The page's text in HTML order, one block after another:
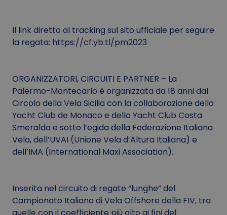
Il link diretto al tracking sul sito ufficiale per seguire
la regata: https://cf.yb.tl/pm2023
ORGANIZZATORI, CIRCUITI E PARTNER – La
Palermo-Montecarlo è organizzata da 18 anni dal
Circolo della Vela Sicilia con la collaborazione dello
Yacht Club de Monaco e dello Yacht Club Costa
Smeralda e sotto l’egida della Federazione Italiana
Vela, dell’UVAI (Unione Vela d’Altura Italiana) e
dell’IMA (International Maxi Association).
Inserita nel circuito di regate “lunghe” del
Campionato Italiano di Vela Offshore della FIV, tra
quelle con il coefficiente più alto ai fini del